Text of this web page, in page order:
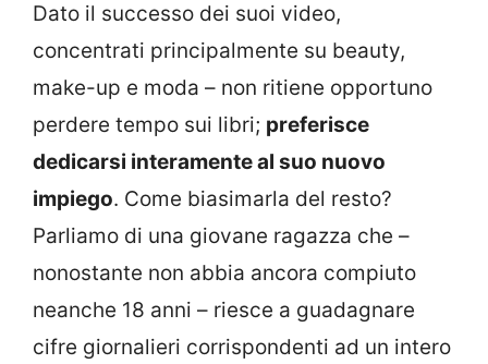
Dato il successo dei suoi video,
concentrati principalmente su beauty,
make-up e moda – non ritiene opportuno
perdere tempo sui libri; preferisce
dedicarsi interamente al suo nuovo
impiego. Come biasimarla del resto?
Parliamo di una giovane ragazza che –
nonostante non abbia ancora compiuto
neanche 18 anni – riesce a guadagnare
cifre giornalieri corrispondenti ad un intero